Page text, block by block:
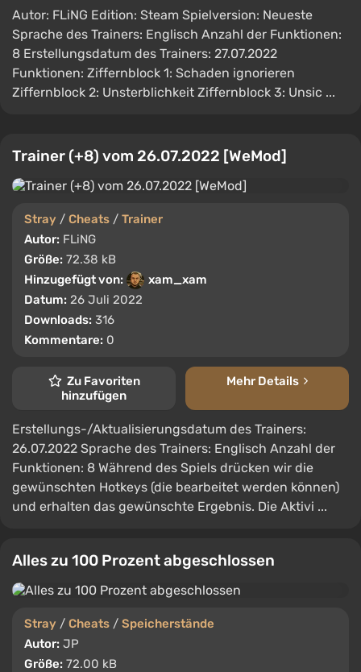
Autor: FLiNG Edition: Steam Spielversion: Neueste
Sprache des Trainers: Englisch Anzahl der Funktionen:
8 Erstellungsdatum des Trainers: 27.07.2022
Funktionen: Ziffernblock 1: Schaden ignorieren
Ziffernblock 2: Unsterblichkeit Ziffernblock 3: Unsic ...
Trainer (+8) vom 26.07.2022 [WeMod]
Stray / Cheats / Trainer
Autor: FLiNG
Größe: 72.38 kB
Hinzugefügt von:
xam_xam
Datum: 26 Juli 2022
Downloads: 316
Kommentare: 0
Zu Favoriten
hinzufügen
Mehr Details
Erstellungs-/Aktualisierungsdatum des Trainers:
26.07.2022 Sprache des Trainers: Englisch Anzahl der
Funktionen: 8 Während des Spiels drücken wir die
gewünschten Hotkeys (die bearbeitet werden können)
und erhalten das gewünschte Ergebnis. Die Aktivi ...
Alles zu 100 Prozent abgeschlossen
Stray / Cheats / Speicherstände
Autor: JP
Größe: 72.00 kB